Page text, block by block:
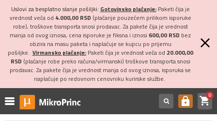
Uslovi za besplatno slanje pošiljki: Gotovinsko plaćanje:Paketi čija je
vrednost veća od 4.000,00 RSD (plaćanje pouzećem prilikom isporuke
robe), troškove transporta snosi prodavac. Za pakete čija je vrednost
manja od ovog iznosa, cena isporuke je fiksna i iznosi 600,00 RSD bez
obzira na masu paketa i naplaćuje se kupcu po prijemu
pošiljke. Virmansko plaćanje:Paketi čija je vrednost veća od 20.000,00
RSD (plaćanje robe preko računa/virmanski) troškove transporta snosi
prodavac. Za pakete čija je vrednost manja od ovog iznosa, isporuka se
naplaćuje po redovnom cenovniku kurirske službe.
https shopping_cart0